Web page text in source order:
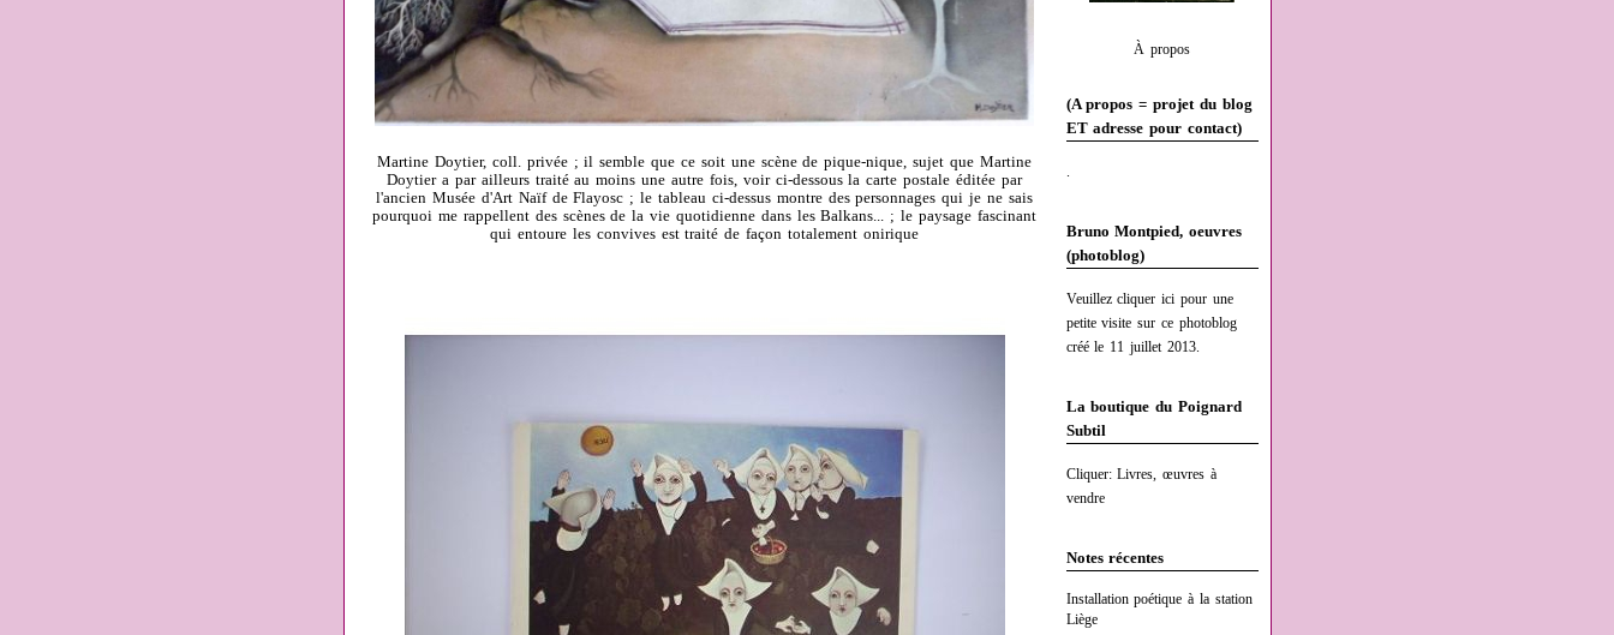
À propos
(A propos = projet du blog
ET adresse pour contact)
.
Bruno Montpied, oeuvres
(photoblog)
Veuillez cliquer ici pour une
petite visite sur ce photoblog
créé le 11 juillet 2013.
La boutique du Poignard
Subtil
Cliquer: Livres, œuvres à
vendre
Notes récentes
Installation poétique à la station
Liège
Martine Doytier, coll. privée ; il semble que ce soit une scène de pique-nique, sujet que Martine
Doytier a par ailleurs traité au moins une autre fois, voir ci-dessous la carte postale éditée par
l'ancien Musée d'Art Naïf de Flayosc ; le tableau ci-dessus montre des personnages qui je ne sais
pourquoi me rappellent des scènes de la vie quotidienne dans les Balkans... ; le paysage fascinant
qui entoure les convives est traité de façon totalement onirique